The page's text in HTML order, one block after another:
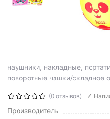
наушники, накладные,
поворотные чашки/складное
(0 отзывов)
Производитель